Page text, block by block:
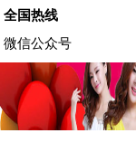
全国热线
微信公众号